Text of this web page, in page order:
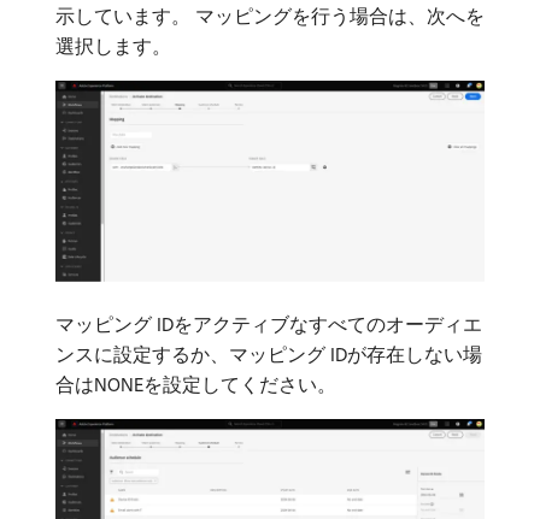
示しています。 マッピングを行う場合は、次へを
選択します。
マッピング IDをアクティブなすべてのオーディエ
ンスに設定するか、マッピング IDが存在しない場
合はNONEを設定してください。